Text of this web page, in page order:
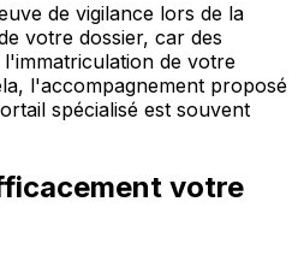
de vigilance lors de la
votre dossier, car des
de votre
l'accompagnement proposé
spécialisé est souvent
votre